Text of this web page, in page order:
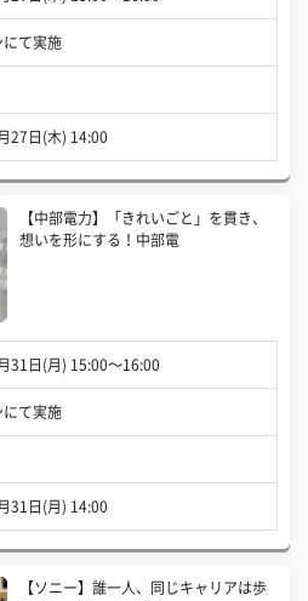
にて実施
27日(木) 14:00
【中部電力】「きれいごと」を貫き、
想いを形にする！中部電
31日(月) 15:00〜16:00
にて実施
31日(月) 14:00
【ソニー】誰一人、同じキャリアは歩